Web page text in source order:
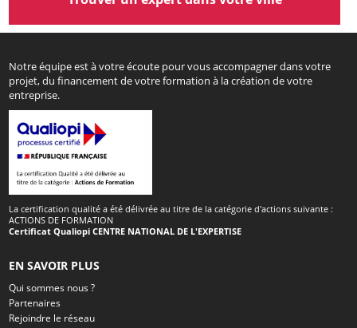
Notre équipe est à votre écoute pour vous accompagner dans votre
projet, du financement de votre formation à la création de votre
entreprise.
La certification qualité a été délivrée au titre de la catégorie d'actions suivante :
ACTIONS DE FORMATION
Certificat Qualiopi CENTRE NATIONAL DE L'EXPERTISE
EN SAVOIR PLUS
Qui sommes nous ?
Partenaires
Rejoindre le réseau